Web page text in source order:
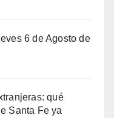
6 de Agosto de
qué
Santa Fe ya